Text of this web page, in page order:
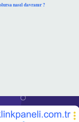
nasıl davranır ?